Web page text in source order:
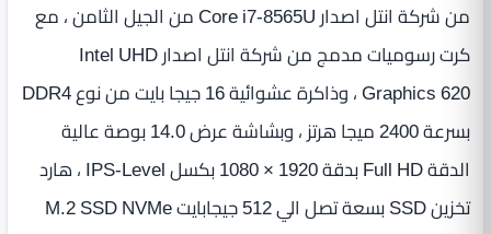
من شركة انتل اصدار Core i7-8565U من الجيل الثامن ، مع
كرت رسوميات مدمج من شركة انتل اصدار Intel UHD
Graphics 620 ، وذاكرة عشوائية 16 جيجا بايت من نوع DDR4
بسرعة 2400 ميجا هرتز ، وبشاشة عرض 14.0 بوصة عالية
الدقة Full HD بدقة ‏1920 × 1080 بكسل IPS-Level ‏، هارد
تخزين SSD بسعة تصل الي 512 جيجابايت M.2 SSD NVMe